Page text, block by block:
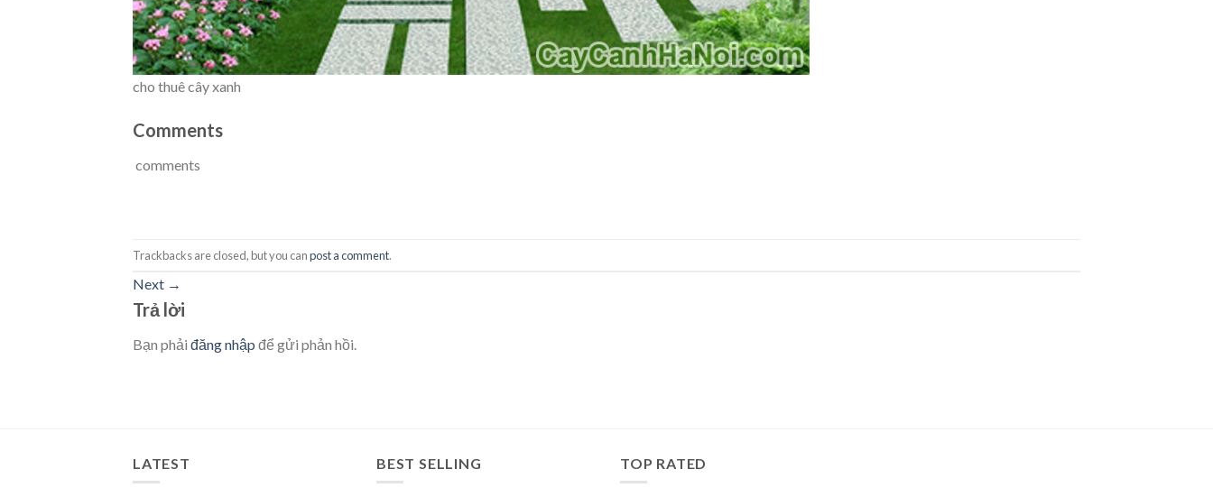
cho thuê cây xanh
Comments
comments
Trackbacks are closed, but you canpost a comment.
Next →
Trả lời
Bạn phải đăng nhập để gửi phản hồi.
LATEST BEST SELLING TOP RATED